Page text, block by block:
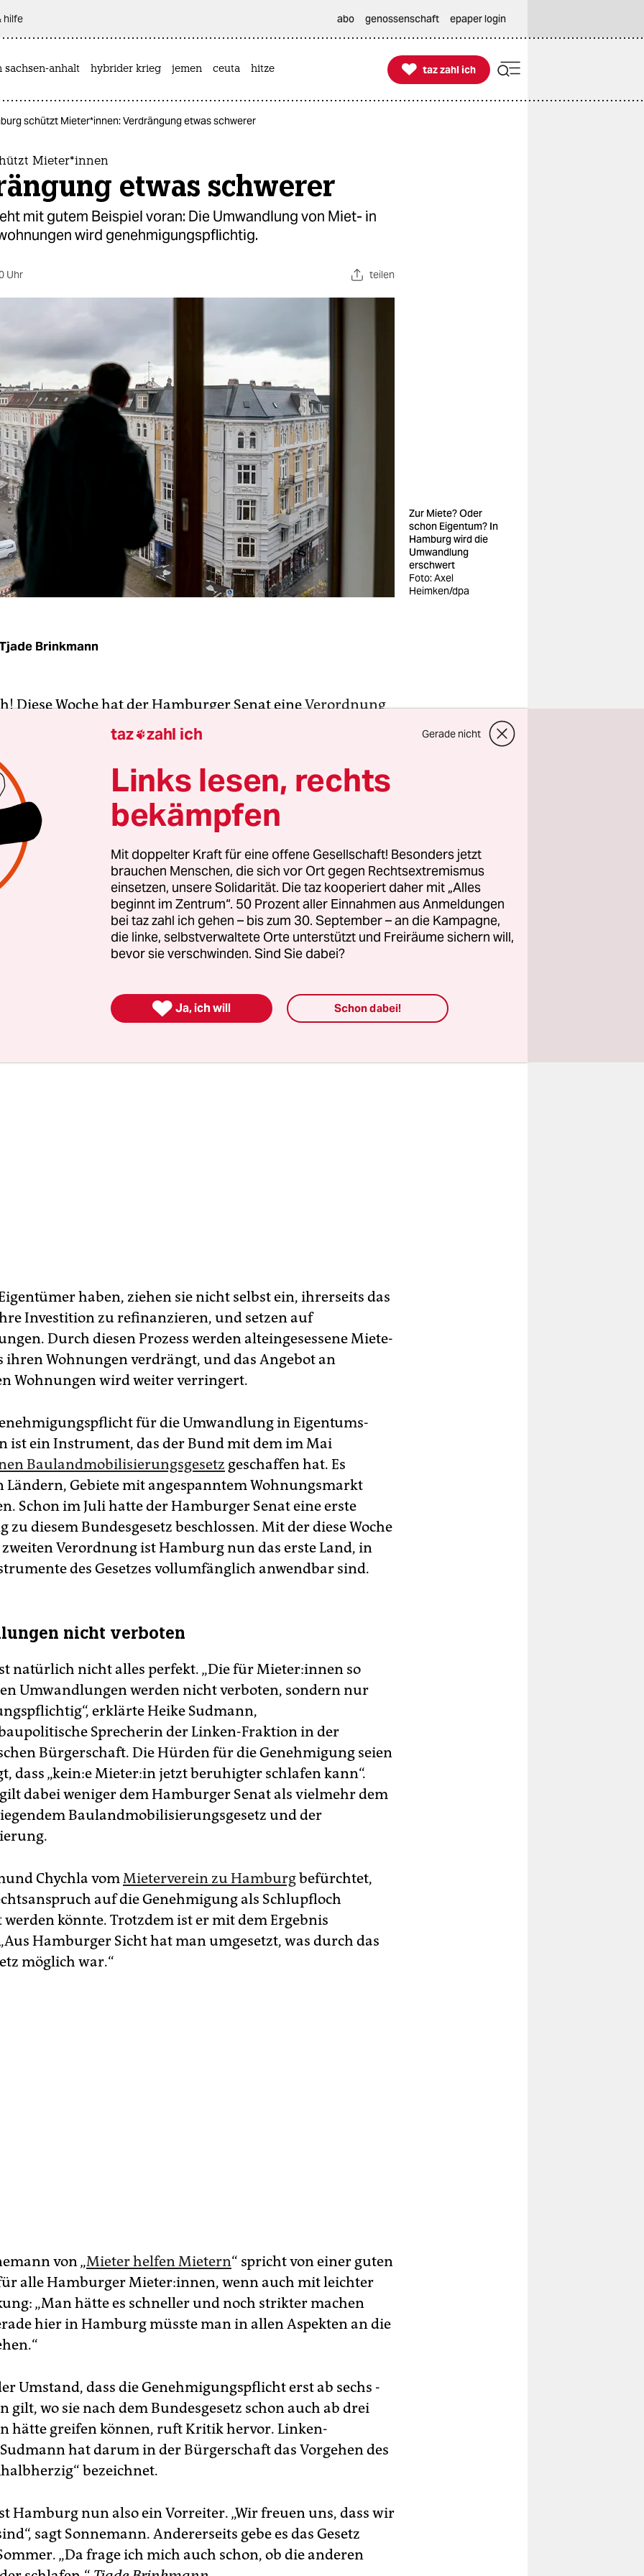
hilfe abo genossenschaft epaper login
sachsen-anhalt hybrider krieg jemen ceuta hitze 
taz zahl ich
taz zahl ich
schützt Mie­te­r*in­nen: Verdrängung etwas schwerer
Mie­te­r*in­nen
etwas schwerer
mit gutem Beispiel voran: Die Umwandlung von Miet- in
wird genehmigungspflichtig.
Uhr teilen
Zur Miete? Oder
schon Eigentum? In
Hamburg wird die
Umwandlung
erschwert
Foto: Axel
Heimken/dpa
Brinkmann
Diese Woche hat der Hamburger Senat eineVerordnung
, die künftig die Umwandlung von Mietwohnungen in
erschwert. Konkret geht es um Mietshäuser mit
mehr Wohneinheiten. Sollen sie in Zukunft in Eigentum
werden, brauchen sie überall in Hamburg eine
– aber die wird nur unter bestimmten Bedingungen
wenn mindestens zwei Drittel der Wohnung an
Mie­te­r:in­nen verkauft werden oder wenn der Eigentümer
zur eigenen Nutzung an Angehörige veräußern will.
sind in Städten wie Hamburg wichtig, in denen die
ungebremst stiegen. Wer für eine Immobilie mit
astronomische Summen bezahlt, ist entweder
um und verkauft diese weiter.
haben, ziehen sie nicht selbst ein, ihrerseits das
Investition zu refinanzieren, und setzen auf
Durch diesen Prozess werden alteingesessene Mie­te­
ihren Wohnungen verdrängt, und das Angebot an
Wohnungen wird weiter verringert.
für die Umwandlung in Eigentums­
ist ein Instrument, das der Bund mit dem im Mai
Baulandmobilisierungsgesetz geschaffen hat. Es
Ländern, Gebiete mit angespanntem Wohnungsmarkt
Schon im Juli hatte der Hamburger Senat eine erste
zu diesem Bundesgesetz beschlossen. Mit der diese Woche
Verordnung ist Hamburg nun das erste Land, in
des Gesetzes vollumfänglich anwendbar sind.
nicht verboten
natürlich nicht alles perfekt. „Die für Mie­te­r:in­nen so
Umwandlungen werden nicht verboten, sondern nur
erklärte Heike Sudmann,
Sprecherin der Linken-Fraktion in der
Bürgerschaft. Die Hürden für die Genehmigung seien
dass „kein:e Mie­te­r:in jetzt beruhigter schlafen kann“.
dabei weniger dem Hamburger Senat als vielmehr dem
Baulandmobilisierungsgesetz und der
Chychla vomMieterverein zu Hamburgbefürchtet,
auf die Genehmigung als Schlupfloch
könnte. Trotzdem ist er mit dem Ergebnis
Hamburger Sicht hat man umgesetzt, was durch das
möglich war.“
von „Mieter helfen Mietern“ spricht von einer guten
alle Hamburger Mieter:innen, wenn auch mit leichter
„Man hätte es schneller und noch strikter machen
hier in Hamburg müsste man in allen Aspekten an die
Umstand, dass die Genehmigungspflicht erst ab sechs
gilt, wo sie nach dem Bundesgesetz schon auch ab drei
hätte greifen können, ruft Kritik hervor. Linken-
hat darum in der Bürgerschaft das Vorgehen des
bezeichnet.
Hamburg nun also ein Vorreiter. „Wir freuen uns, dass wir
sagt Sonnemann. Andererseits gebe es das Gesetz
„Da frage ich mich auch schon, ob die anderen
taz zahl ich Gerade nicht
Links lesen, rechts
bekämpfen
Mit doppelter Kraft für eine offene Gesellschaft! Besonders jetzt
brauchen Menschen, die sich vor Ort gegen Rechtsextremismus
einsetzen, unsere Solidarität. Die taz kooperiert daher mit „Alles
beginnt im Zentrum“. 50 Prozent aller Einnahmen aus Anmeldungen
bei taz zahl ich gehen – bis zum 30. September – an die Kampagne,
die linke, selbstverwaltete Orte unterstützt und Freiräume sichern will,
bevor sie verschwinden. Sind Sie dabei?
 Ja, ich will Schon dabei!